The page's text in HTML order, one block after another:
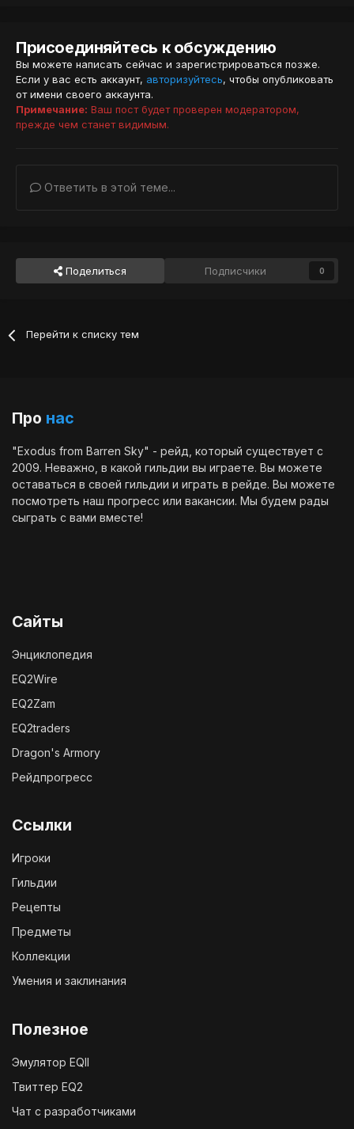
Присоединяйтесь к обсуждению
Вы можете написать сейчас и зарегистрироваться позже.
Если у вас есть аккаунт, авторизуйтесь, чтобы опубликовать
от имени своего аккаунта.
Примечание: Ваш пост будет проверен модератором,
прежде чем станет видимым.
Ответить в этой теме...
Поделиться Подписчики 0
Перейти к списку тем
Про нас
"Exodus from Barren Sky" - рейд, который существует с
2009. Неважно, в какой гильдии вы играете. Вы можете
оставаться в своей гильдии и играть в рейде. Вы можете
посмотреть наш прогресс или вакансии. Мы будем рады
сыграть с вами вместе!
Сайты
Энциклопедия
EQ2Wire
EQ2Zam
EQ2traders
Dragon's Armory
Рейдпрогресс
Ссылки
Игроки
Гильдии
Рецепты
Предметы
Коллекции
Умения и заклинания
Полезное
Эмулятор EQII
Твиттер EQ2
Чат с разработчиками